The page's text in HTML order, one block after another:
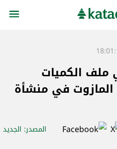
ملف الكميات
في منشأة
المصدر: الجديد